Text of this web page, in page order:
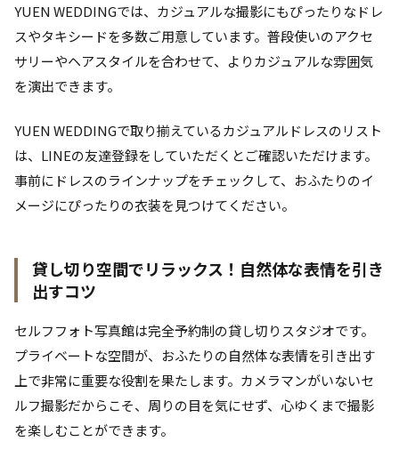
YUEN WEDDINGでは、カジュアルな撮影にもぴったりなドレ
スやタキシードを多数ご用意しています。普段使いのアクセ
サリーやヘアスタイルを合わせて、よりカジュアルな雰囲気
を演出できます。
YUEN WEDDINGで取り揃えているカジュアルドレスのリスト
は、LINEの友達登録をしていただくとご確認いただけます。
事前にドレスのラインナップをチェックして、おふたりのイ
メージにぴったりの衣装を見つけてください。
貸し切り空間でリラックス！自然体な表情を引き
出すコツ
セルフフォト写真館は完全予約制の貸し切りスタジオです。
プライベートな空間が、おふたりの自然体な表情を引き出す
上で非常に重要な役割を果たします。カメラマンがいないセ
ルフ撮影だからこそ、周りの目を気にせず、心ゆくまで撮影
を楽しむことができます。